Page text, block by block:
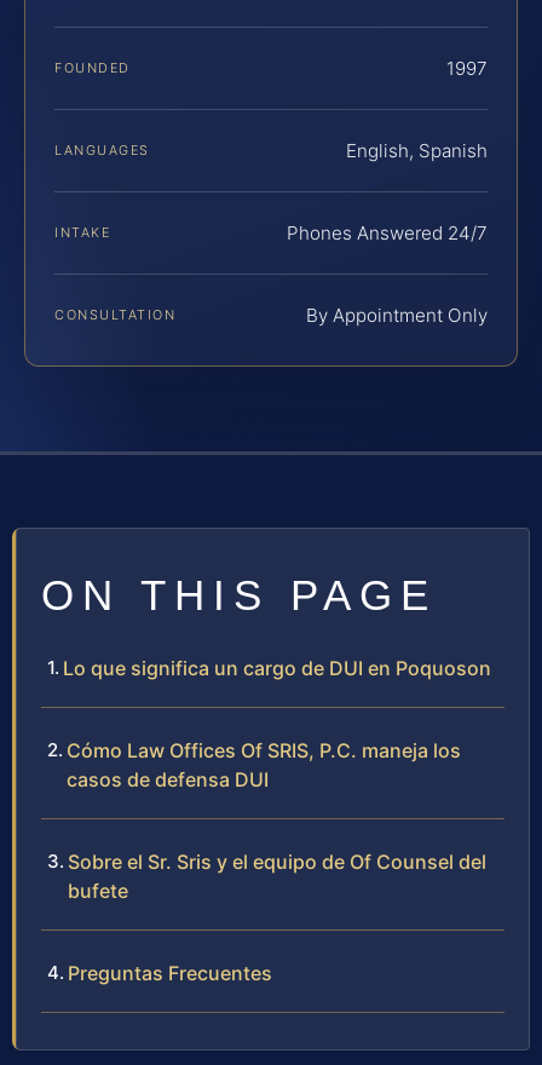
FOUNDED 1997
LANGUAGES English, Spanish
INTAKE Phones Answered 24/7
CONSULTATION By Appointment Only
ON THIS PAGE
Lo que significa un cargo de DUI en Poquoson
Cómo Law Offices Of SRIS, P.C. maneja los
casos de defensa DUI
Sobre el Sr. Sris y el equipo de Of Counsel del
bufete
Preguntas Frecuentes